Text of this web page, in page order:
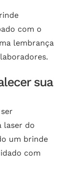
com o
lembrança
sua
laser do
um brinde
com